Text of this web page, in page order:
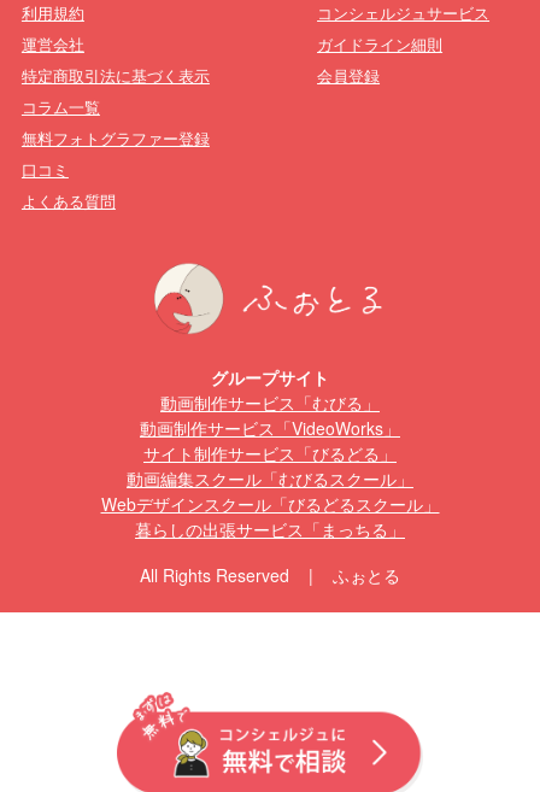
利用規約
運営会社
特定商取引法に基づく表示
コンシェルジュサービス
ガイドライン細則
会員登録
コラム一覧
無料フォトグラファー登録
口コミ
よくある質問
グループサイト
動画制作サービス「むびる」
動画制作サービス「VideoWorks」
サイト制作サービス「びるどる」
動画編集スクール「むびるスクール」
Webデザインスクール「びるどるスクール」
暮らしの出張サービス「まっちる」
All Rights Reserved | ふぉとる